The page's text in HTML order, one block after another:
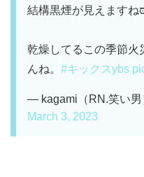
結構黒煙が見えますね
乾燥してるこの季節火
んね。 #キックスybs
— kagami（RN.笑い男
March 3, 2023